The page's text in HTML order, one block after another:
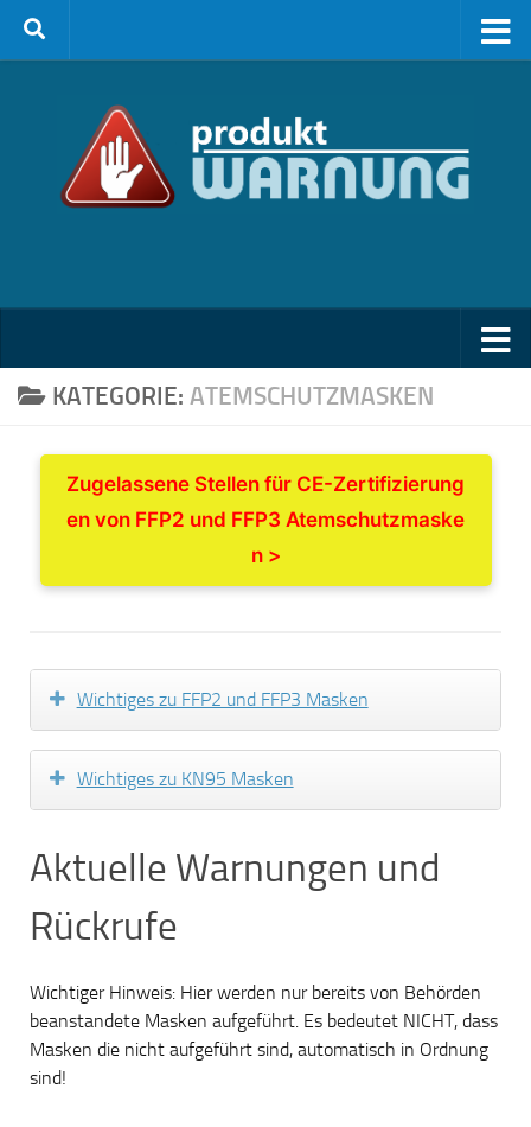
Zum Inhalt springen
KATEGORIE: ATEMSCHUTZMASKEN
Zugelassene Stellen für CE-Zertifizierung
en von FFP2 und FFP3 Atemschutzmaske
n >
Wichtiges zu FFP2 und FFP3 Masken
Wichtiges zu KN95 Masken
Aktuelle Warnungen und
Rückrufe
Wichtiger Hinweis: Hier werden nur bereits von Behörden
beanstandete Masken aufgeführt. Es bedeutet NICHT, dass
Masken die nicht aufgeführt sind, automatisch in Ordnung
sind!